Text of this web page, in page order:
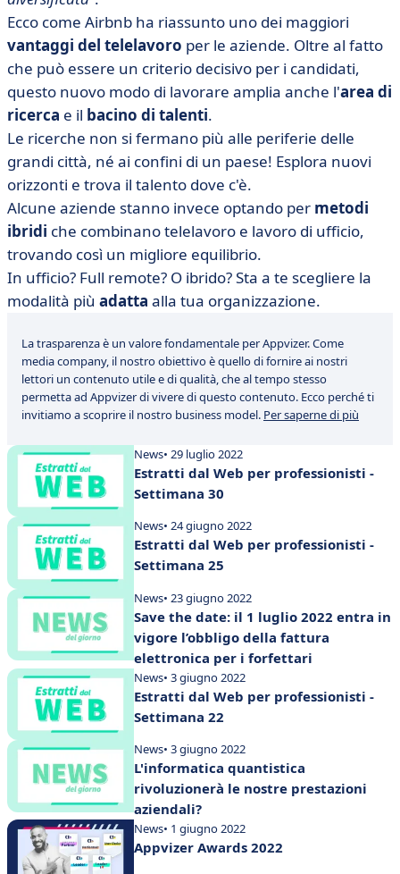
Ecco come Airbnb ha riassunto uno dei maggiori
vantaggi del telelavoro per le aziende. Oltre al fatto
che può essere un criterio decisivo per i candidati,
questo nuovo modo di lavorare amplia anche l'area di
ricerca e il bacino di talenti.
Le ricerche non si fermano più alle periferie delle
grandi città, né ai confini di un paese! Esplora nuovi
orizzonti e trova il talento dove c'è.
Alcune aziende stanno invece optando per metodi
ibridi che combinano telelavoro e lavoro di ufficio,
trovando così un migliore equilibrio.
In ufficio? Full remote? O ibrido? Sta a te scegliere la
modalità più adatta alla tua organizzazione.
La trasparenza è un valore fondamentale per Appvizer. Come
media company, il nostro obiettivo è quello di fornire ai nostri
lettori un contenuto utile e di qualità, che al tempo stesso
permetta ad Appvizer di vivere di questo contenuto. Ecco perché ti
invitiamo a scoprire il nostro business model. Per saperne di più
News• 29 luglio 2022
Estratti dal Web per professionisti -
Settimana 30
News• 24 giugno 2022
Estratti dal Web per professionisti -
Settimana 25
News• 23 giugno 2022
Save the date: il 1 luglio 2022 entra in
vigore l’obbligo della fattura
elettronica per i forfettari
News• 3 giugno 2022
Estratti dal Web per professionisti -
Settimana 22
News• 3 giugno 2022
L'informatica quantistica
rivoluzionerà le nostre prestazioni
aziendali?
News• 1 giugno 2022
Appvizer Awards 2022